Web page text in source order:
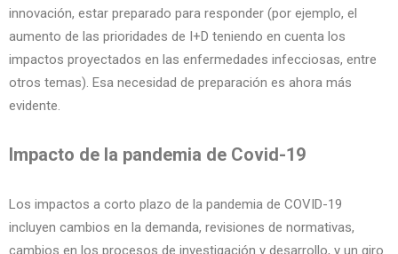
innovación, estar preparado para responder (por ejemplo, el
aumento de las prioridades de I+D teniendo en cuenta los
impactos proyectados en las enfermedades infecciosas, entre
otros temas). Esa necesidad de preparación es ahora más
evidente.
Impacto de la pandemia de Covid-19
Los impactos a corto plazo de la pandemia de COVID-19
incluyen cambios en la demanda, revisiones de normativas,
cambios en los procesos de investigación y desarrollo, y un giro